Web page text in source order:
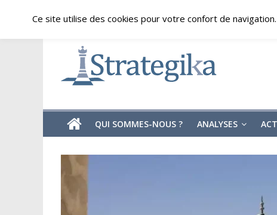
content
vendredi, août 7, 2026
Strategika
Expertise
Analyses
géostratégiques
QUI SOMMES-NOUS ? ANALYSES
Ce site utilise des cookies pour votre confort de